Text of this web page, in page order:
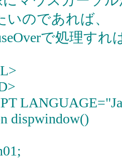
いのであれば、
で処理す
dispwindow()